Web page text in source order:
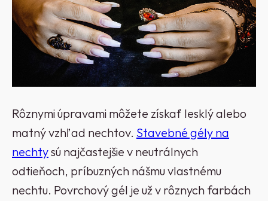
Rôznymi úpravami môžete získať lesklý alebo
matný vzhľad nechtov. Stavebné gély na
nechtysú najčastejšie v neutrálnych
odtieňoch, príbuzných nášmu vlastnému
nechtu. Povrchový gél je už v rôznych farbách